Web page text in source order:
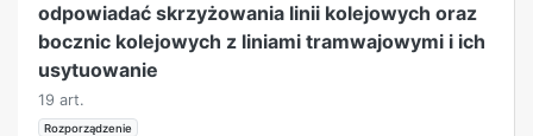
odpowiadać skrzyżowania linii kolejowych oraz
bocznic kolejowych z liniami tramwajowymi i ich
usytuowanie
19 art.
Rozporządzenie